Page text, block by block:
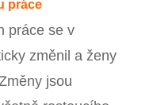
práce
práce se v
změnil a ženy
jsou